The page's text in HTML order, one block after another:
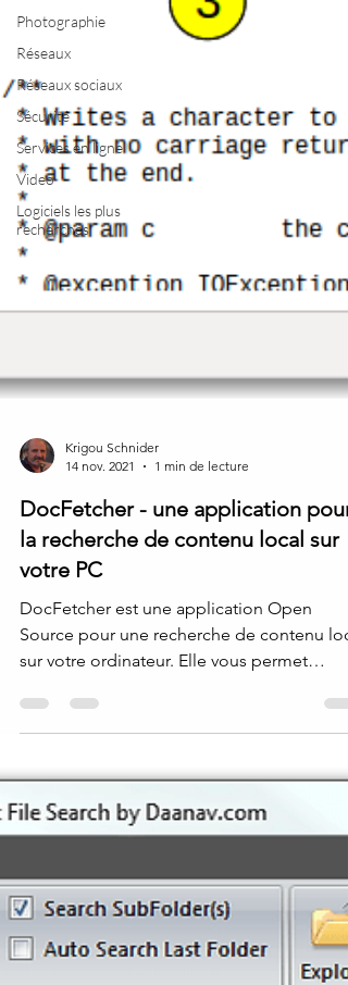
Photographie
Réseaux
Réseaux sociaux
Sécurité
Services en ligne
Video
Logiciels les plus
recherchés
14 nov. 2021
1 min de lecture
DocFetcher - une application pour
la recherche de contenu local sur
votre PC
DocFetcher est une application Open
Source pour une recherche de contenu
sur votre ordinateur. Elle vous permet